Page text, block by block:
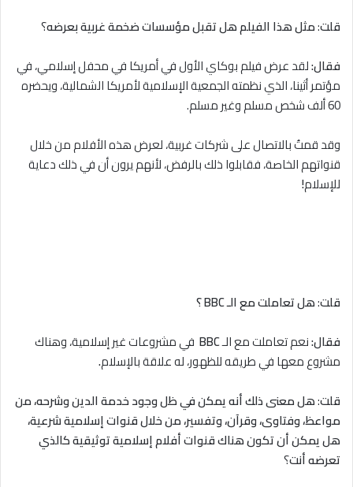
قلت:مثل هذا الفيلم هل تقبل مؤسسات ضخمة غربية بعرضه؟
فقال:لقد عرض فيلم بوكاي الأول في أمريكا في محفل إسلامي، في
مؤتمر أثينا، الذي نظمته الجمعية الإسلامية لأمريكا الشمالية، ويحضره
60 ألف شخص مسلم وغير مسلم.
وقد قمتُ بالاتصال على شركات غربية، لعرض هذه الأفلام من خلال
قنواتهم الخاصة، فقابلوا ذلك بالرفض، لأنهم يرون أن في ذلك دعاية
للإسلام!
قلت:هل تعاملت معالـBBC؟
فقال:نعم تعاملت مع الـBBC في مشروعات غير إسلامية، وهناك
مشروع معها في طريقه للظهور، له علاقة بالإسلام.
قلت:هل معنى ذلك أنه يمكن في ظل وجود خدمة الدين وشرحه،من
مواعظ، وفتاوى، وقرآن، وتفسير، من خلال قنوات إسلامية شرعية،
هل يمكن أن تكون هناك قنوات أفلام إسلامية توثيقية كالذي
تعرضه أنت؟